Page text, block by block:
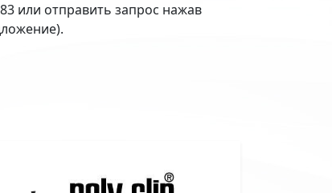
или отправить запрос нажав